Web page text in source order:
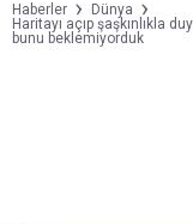
Haberler
Dünya
Haritayı açıp şaşkınlıkla
bunu beklemiyorduk